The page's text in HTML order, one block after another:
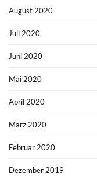
August 2020
Juli 2020
Juni 2020
Mai 2020
April 2020
März 2020
Februar 2020
Dezember 2019